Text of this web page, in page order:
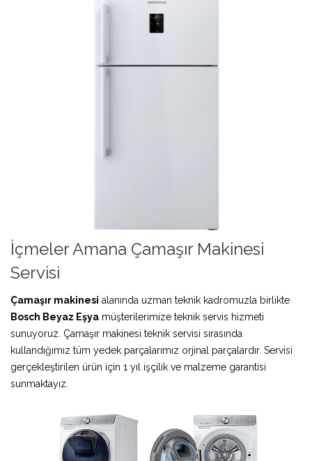
İçmeler Amana Çamaşır Makinesi
Servisi
Çamaşır makinesi alanında uzman teknik kadromuzla birlikte
Bosch Beyaz Eşya müşterilerimize teknik servis hizmeti
sunuyoruz. Çamaşır makinesi teknik servisi sırasında
kullandığımız tüm yedek parçalarımız orjinal parçalardır. Servisi
gerçekleştirilen ürün için 1 yıl işçilik ve malzeme garantisi
sunmaktayız.